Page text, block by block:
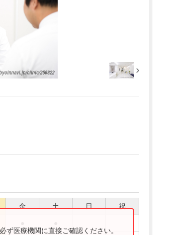
金 土 日 祝
ず医療機関に直接ご確認ください。